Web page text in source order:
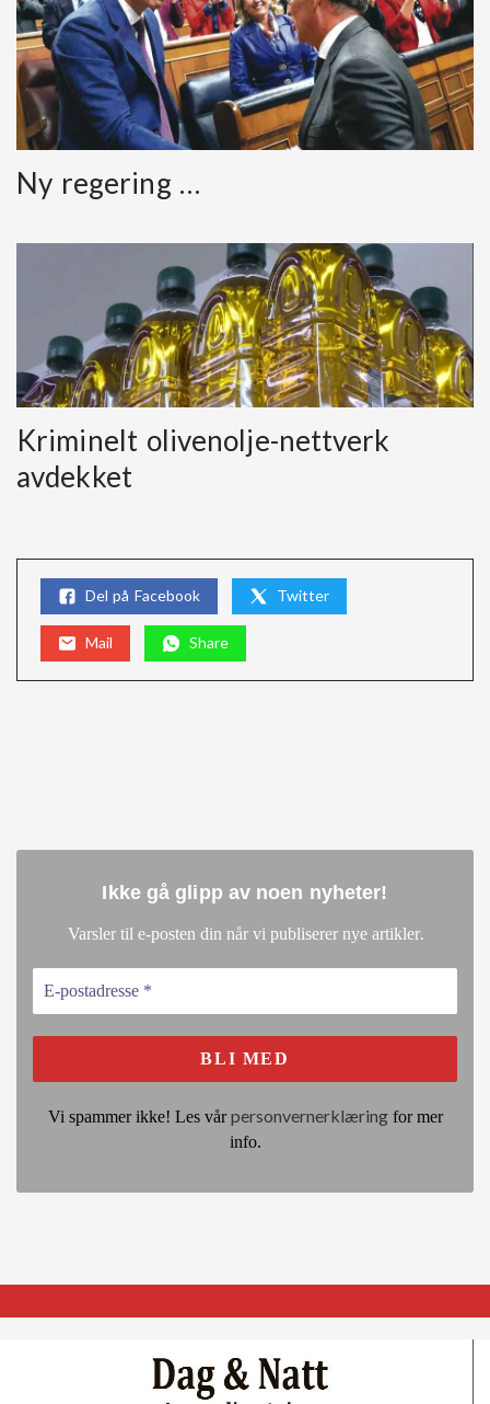
Ny regering …
Kriminelt olivenolje-nettverk
avdekket
Del på Facebook Twitter
Mail Share
Ikke gå glipp av noen nyheter!
Varsler til e-posten din når vi publiserer nye artikler.
Vi spammer ikke! Les vårpersonvernerklæringfor mer
info.